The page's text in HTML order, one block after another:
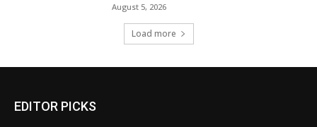
August 5, 2026
Load more
EDITOR PICKS